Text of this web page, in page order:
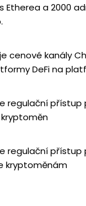
Etherea a 2000
cenové kanály
DeFi na
regulační přístup
regulační přístup
kryptoměnám